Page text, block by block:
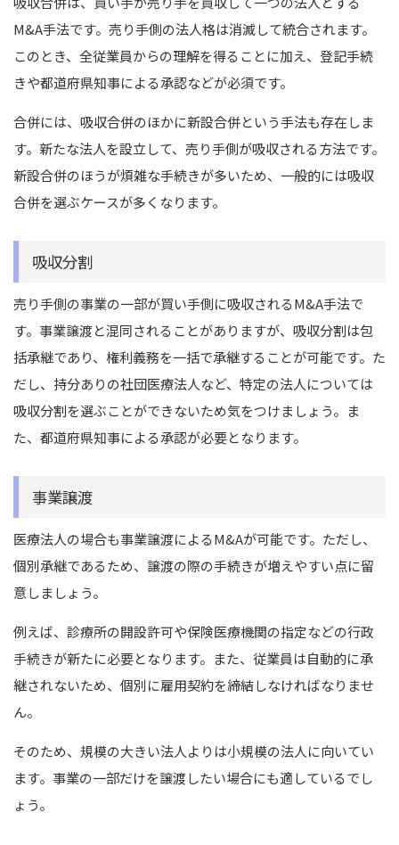
M&A手法です。売り手側の法人格は消滅して統合されます。
このとき、全従業員からの理解を得ることに加え、登記手続
きや都道府県知事による承認などが必須です。
合併には、吸収合併のほかに新設合併という手法も存在しま
す。新たな法人を設立して、売り手側が吸収される方法です。
新設合併のほうが煩雑な手続きが多いため、一般的には吸収
合併を選ぶケースが多くなります。
吸収分割
売り手側の事業の一部が買い手側に吸収されるM&A手法で
す。事業譲渡と混同されることがありますが、吸収分割は包
括承継であり、権利義務を一括で承継することが可能です。た
だし、持分ありの社団医療法人など、特定の法人については
吸収分割を選ぶことができないため気をつけましょう。ま
た、都道府県知事による承認が必要となります。
事業譲渡
医療法人の場合も事業譲渡によるM&Aが可能です。ただし、
個別承継であるため、譲渡の際の手続きが増えやすい点に留
意しましょう。
例えば、診療所の開設許可や保険医療機関の指定などの行政
手続きが新たに必要となります。また、従業員は自動的に承
継されないため、個別に雇用契約を締結しなければなりませ
ん。
そのため、規模の大きい法人よりは小規模の法人に向いてい
ます。事業の一部だけを譲渡したい場合にも適しているでし
ょう。